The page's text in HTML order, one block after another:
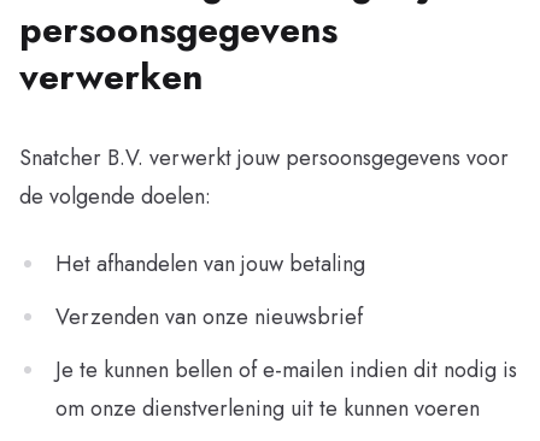
persoonsgegevens
verwerken
Snatcher B.V. verwerkt jouw persoonsgegevens voor
de volgende doelen:
Het afhandelen van jouw betaling
Verzenden van onze nieuwsbrief
Je te kunnen bellen of e-mailen indien dit nodig is
om onze dienstverlening uit te kunnen voeren